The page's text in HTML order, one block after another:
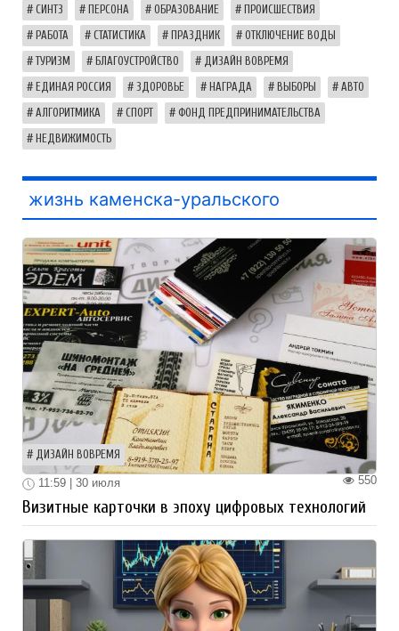
СИНТЗ ПЕРСОНА ОБРАЗОВАНИЕ ПРОИСШЕСТВИЯ
РАБОТА СТАТИСТИКА ПРАЗДНИК ОТКЛЮЧЕНИЕ ВОДЫ
ТУРИЗМ БЛАГОУСТРОЙСТВО ДИЗАЙН ВОВРЕМЯ
ЕДИНАЯ РОССИЯ ЗДОРОВЬЕ НАГРАДА ВЫБОРЫ АВТО
АЛГОРИТМИКА СПОРТ ФОНД ПРЕДПРИНИМАТЕЛЬСТВА
НЕДВИЖИМОСТЬ
жизнь каменска-уральского
ДИЗАЙН ВОВРЕМЯ
550
11:59 | 30 июля
Визитные карточки в эпоху цифровых технологий